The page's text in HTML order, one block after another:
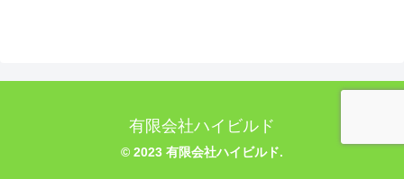
有限会社ハイビルド
© 2023 有限会社ハイビルド.